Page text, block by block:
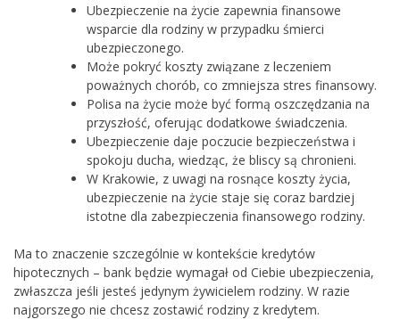
Ubezpieczenie na życie zapewnia finansowe
wsparcie dla rodziny w przypadku śmierci
ubezpieczonego.
Może pokryć koszty związane z leczeniem
poważnych chorób, co zmniejsza stres finansowy.
Polisa na życie może być formą oszczędzania na
przyszłość, oferując dodatkowe świadczenia.
Ubezpieczenie daje poczucie bezpieczeństwa i
spokoju ducha, wiedząc, że bliscy są chronieni.
W Krakowie, z uwagi na rosnące koszty życia,
ubezpieczenie na życie staje się coraz bardziej
istotne dla zabezpieczenia finansowego rodziny.
Ma to znaczenie szczególnie w kontekście kredytów
hipotecznych – bank będzie wymagał od Ciebie ubezpieczenia,
zwłaszcza jeśli jesteś jedynym żywicielem rodziny. W razie
najgorszego nie chcesz zostawić rodziny z kredytem.